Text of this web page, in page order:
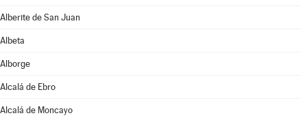
Alberite de San Juan
Albeta
Alborge
Alcalá de Ebro
Alcalá de Moncayo